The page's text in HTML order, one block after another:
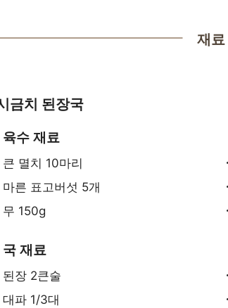
금치 된장국
육수 재료
큰 멸치 10마리
마른 표고버섯 5개
무 150g
국 재료
된장 2큰술
대파 1/3대